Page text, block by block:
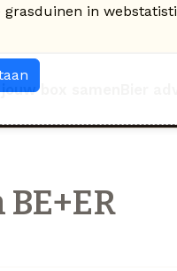
box samen
in